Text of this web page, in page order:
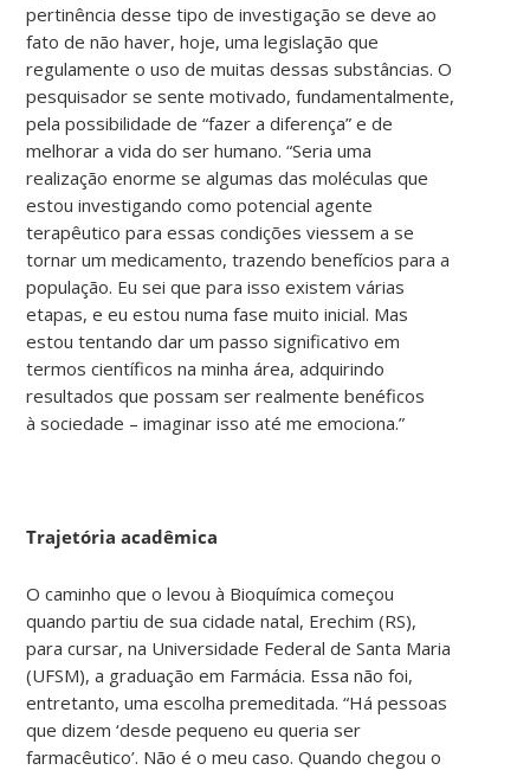
pertinência desse tipo de investigação se deve ao
fato de não haver, hoje, uma legislação que
regulamente o uso de muitas dessas substâncias. O
pesquisador se sente motivado, fundamentalmente,
pela possibilidade de “fazer a diferença” e de
melhorar a vida do ser humano. “Seria uma
realização enorme se algumas das moléculas que
estou investigando como potencial agente
terapêutico para essas condições viessem a se
tornar um medicamento, trazendo benefícios para a
população. Eu sei que para isso existem várias
etapas, e eu estou numa fase muito inicial. Mas
estou tentando dar um passo significativo em
termos científicos na minha área, adquirindo
resultados que possam ser realmente benéficos
à sociedade – imaginar isso até me emociona.”
Trajetória acadêmica
O caminho que o levou à Bioquímica começou
quando partiu de sua cidade natal, Erechim (RS),
para cursar, na Universidade Federal de Santa Maria
(UFSM), a graduação em Farmácia. Essa não foi,
entretanto, uma escolha premeditada. “Há pessoas
que dizem ‘desde pequeno eu queria ser
farmacêutico’. Não é o meu caso. Quando chegou o